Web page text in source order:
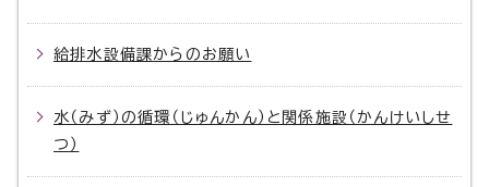
給排水設備課からのお願い
水（みず）の循環（じゅんかん）と関係施設（かんけいしせ
つ）